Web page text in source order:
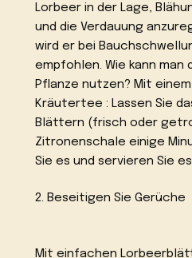
Lorbeer in der Lage,
und die Verdauung
wird er bei
empfohlen. Wie kann man
Pflanze nutzen? Mit
Kräutertee : Lassen Sie
Blättern (frisch oder
Zitronenschale einige
Sie es und servieren Sie
2. Beseitigen Sie Gerüche
Mit einfachen